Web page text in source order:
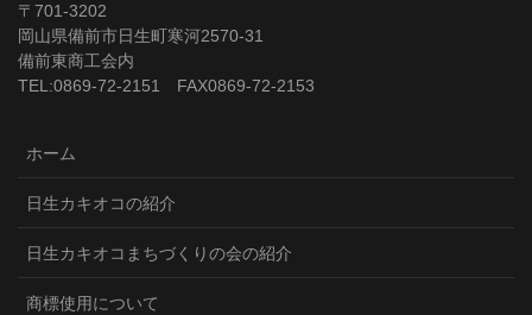
〒701-3202
岡山県備前市日生町寒河2570-31
備前東商工会内
TEL:0869-72-2151 FAX0869-72-2153
ホーム
日生カキオコの紹介
日生カキオコまちづくりの会の紹介
商標使用について